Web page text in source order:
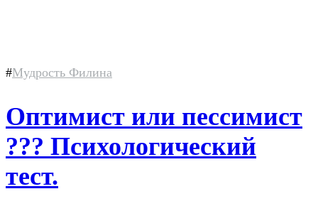
#Мудрость Филина
Оптимист или пессимист
??? Психологический
тест.